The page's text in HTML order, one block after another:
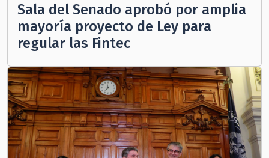
Sala del Senado aprobó por amplia
mayoría proyecto de Ley para
regular las Fintec